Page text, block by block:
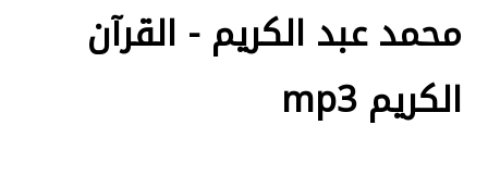
محمد عبد الكريم - القرآن
الكريم mp3